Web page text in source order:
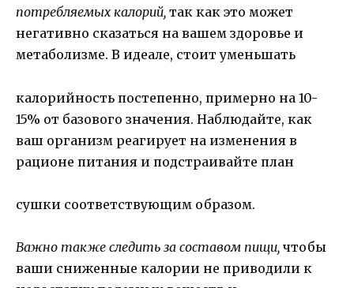
потребляемых калорий, так как это может
негативно сказаться на вашем здоровье и
метаболизме. В идеале, стоит уменьшать
калорийность постепенно, примерно на 10-
15% от базового значения. Наблюдайте, как
ваш организм реагирует на изменения в
рационе питания и подстраивайте план
сушки соответствующим образом.
Важно также следить за составом пищи, чтобы
ваши сниженные калории не приводили к